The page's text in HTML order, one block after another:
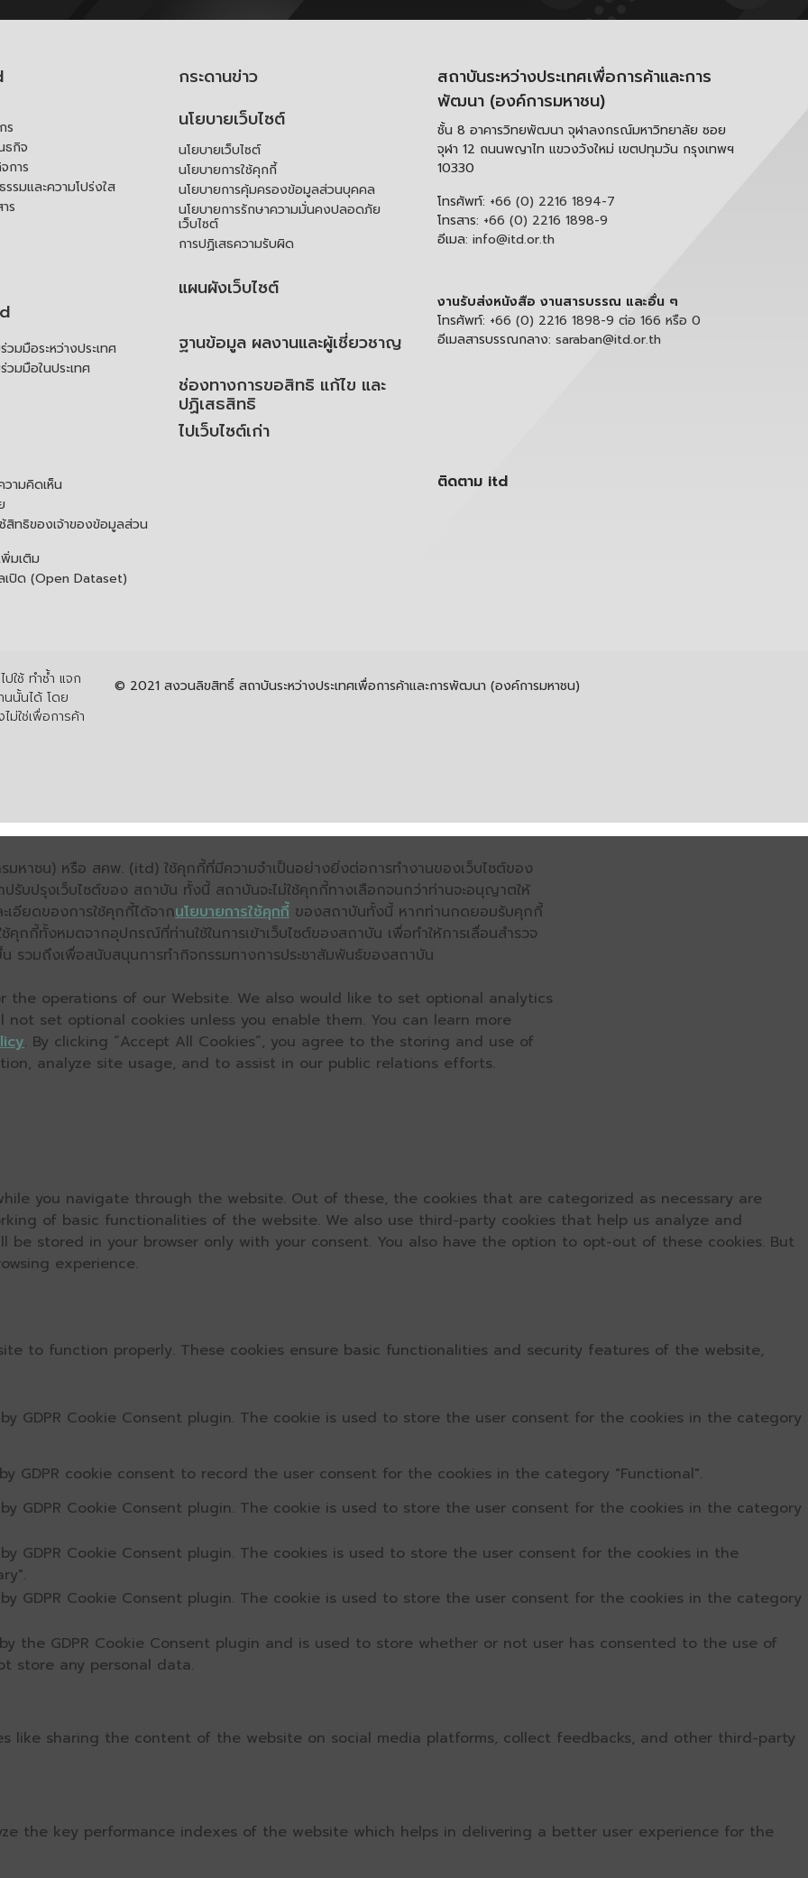
ร
ธกิจ
การ
รมและความโปร่งใส
ร
มมือระหว่างประเทศ
มมือในประเทศ
ามคิดเห็น
สิทธิของเจ้าของข้อมูลส่วน
มเติม
ปิด (Open Dataset)
กระดานข่าว
นโยบายเว็บไซต์
นโยบายเว็บไซต์
นโยบายการใช้คุกกี้
นโยบายการคุ้มครองข้อมูลส่วนบุคคล
นโยบายการรักษาความมั่นคงปลอดภัย
เว็บไซต์
การปฏิเสธความรับผิด
แผนผังเว็บไซต์
ฐานข้อมูล ผลงานและผู้เชี่ยวชาญ
ช่องทางการขอสิทธิ แก้ไข และ
ปฏิเสธสิทธิ
ไปเว็บไซต์เก่า
สถาบันระหว่างประเทศเพื่อการค้าและการ
พัฒนา (องค์การมหาชน)
ชั้น 8 อาคารวิทยพัฒนา จุฬาลงกรณ์มหาวิทยาลัย ซอย
จุฬา 12 ถนนพญาไท แขวงวังใหม่ เขตปทุมวัน กรุงเทพฯ
10330
โทรศัพท์: +66 (0) 2216 1894-7
โทรสาร: +66 (0) 2216 1898-9
อีเมล: info@itd.or.th
งานรับส่งหนังสือ งานสารบรรณ และอื่น ๆ
โทรศัพท์: +66 (0) 2216 1898-9 ต่อ 166 หรือ 0
อีเมลสารบรรณกลาง: saraban@itd.or.th
ติดตาม itd
ใช้ ทำซ้ำ แจก
นั้นได้ โดย
ม่ใช่เพื่อการค้า
© 2021 สงวนลิขสิทธิ์ สถาบันระหว่างประเทศเพื่อการค้าและการพัฒนา (องค์การมหาชน)
มหาชน) หรือ สคพ. (itd) ใช้คุกกี้ที่มีความจำเป็นอย่างยิ่งต่อการทำงานของเว็บไซต์ของ
ปรับปรุงเว็บไซต์ของ สถาบัน ทั้งนี้ สถาบันจะไม่ใช้คุกกี้ทางเลือกจนกว่าท่านจะอนุญาตให้
อียดของการใช้คุกกี้ได้จากนโยบายการใช้คุกกี้ ของสถาบันทั้งนี้ หากท่านกดยอมรับคุกกี้
กกี้ทั้งหมดจากอุปกรณ์ที่ท่านใช้ในการเข้าเว็บไซต์ของสถาบัน เพื่อทำให้การเลื่อนสำรวจ
น รวมถึงเพื่อสนับสนุนการทำกิจกรรมทางการประชาสัมพันธ์ของสถาบัน
the operations of our Website. We also would like to set optional analytics
set optional cookies unless you enable them. You can learn more
. By clicking “Accept All Cookies”, you agree to the storing and use of
analyze site usage, and to assist in our public relations efforts.
you navigate through the website. Out of these, the cookies that are categorized as necessary are
of basic functionalities of the website. We also use third-party cookies that help us analyze and
be stored in your browser only with your consent. You also have the option to opt-out of these cookies. But
experience.
to function properly. These cookies ensure basic functionalities and security features of the website,
GDPR Cookie Consent plugin. The cookie is used to store the user consent for the cookies in the category
GDPR cookie consent to record the user consent for the cookies in the category "Functional".
GDPR Cookie Consent plugin. The cookie is used to store the user consent for the cookies in the category
GDPR Cookie Consent plugin. The cookies is used to store the user consent for the cookies in the
GDPR Cookie Consent plugin. The cookie is used to store the user consent for the cookies in the category
the GDPR Cookie Consent plugin and is used to store whether or not user has consented to the use of
store any personal data.
like sharing the content of the website on social media platforms, collect feedbacks, and other third-party
the key performance indexes of the website which helps in delivering a better user experience for the